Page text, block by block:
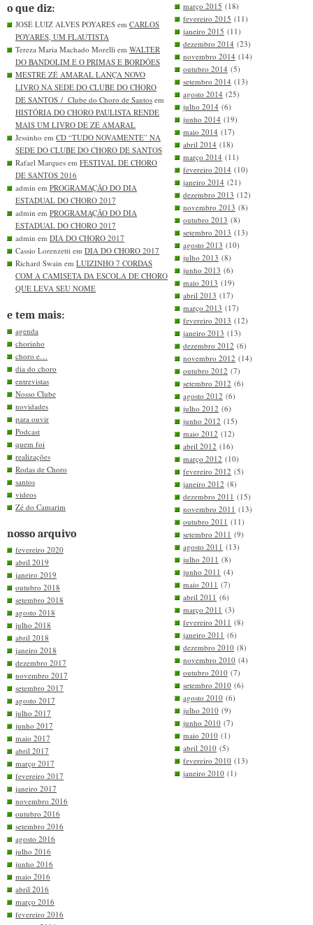
o que diz:
JOSÉ LUIZ ALVES POYARES em CARLOS
POYARES, UM FLAUTISTA
Tereza Maria Machado Morelli em WALTER
DO BANDOLIM E O PRIMAS E BORDÕES
MESTRE ZÉ AMARAL LANÇA NOVO
LIVRO NA SEDE DO CLUBE DO CHORO
DE SANTOS / Clube do Choro de Santos em
HISTÓRIA DO CHORO PAULISTA RENDE
MAIS UM LIVRO DE ZÉ AMARAL
Jessinho em CD “TUDO NOVAMENTE” NA
SEDE DO CLUBE DO CHORO DE SANTOS
Rafael Marques em FESTIVAL DE CHORO
DE SANTOS 2016
admin em PROGRAMAÇÃO DO DIA
ESTADUAL DO CHORO 2017
admin em PROGRAMAÇÃO DO DIA
ESTADUAL DO CHORO 2017
admin em DIA DO CHORO 2017
Cassio Lorenzetti em DIA DO CHORO 2017
Richard Swain em LUIZINHO 7 CORDAS
COM A CAMISETA DA ESCOLA DE CHORO
QUE LEVA SEU NOME
e tem mais:
agenda
chorinho
choro e…
dia do choro
entrevistas
Nosso Clube
novidades
para ouvir
Podcast
quem foi
realizações
Rodas de Choro
santos
videos
Zé do Camarim
nosso arquivo
fevereiro 2020
abril 2019
janeiro 2019
outubro 2018
setembro 2018
agosto 2018
julho 2018
abril 2018
janeiro 2018
dezembro 2017
novembro 2017
setembro 2017
agosto 2017
julho 2017
junho 2017
maio 2017
abril 2017
março 2017
fevereiro 2017
janeiro 2017
novembro 2016
outubro 2016
setembro 2016
agosto 2016
julho 2016
junho 2016
maio 2016
abril 2016
março 2016
fevereiro 2016
março 2015 (18)
fevereiro 2015 (11)
janeiro 2015 (11)
dezembro 2014 (23)
novembro 2014 (14)
outubro 2014 (5)
setembro 2014 (13)
agosto 2014 (25)
julho 2014 (6)
junho 2014 (19)
maio 2014 (17)
abril 2014 (18)
março 2014 (11)
fevereiro 2014 (10)
janeiro 2014 (21)
dezembro 2013 (12)
novembro 2013 (8)
outubro 2013 (8)
setembro 2013 (13)
agosto 2013 (10)
julho 2013 (8)
junho 2013 (6)
maio 2013 (19)
abril 2013 (17)
março 2013 (17)
fevereiro 2013 (12)
janeiro 2013 (13)
dezembro 2012 (6)
novembro 2012 (14)
outubro 2012 (7)
setembro 2012 (6)
agosto 2012 (6)
julho 2012 (6)
junho 2012 (15)
maio 2012 (12)
abril 2012 (16)
março 2012 (10)
fevereiro 2012 (5)
janeiro 2012 (8)
dezembro 2011 (15)
novembro 2011 (13)
outubro 2011 (11)
setembro 2011 (9)
agosto 2011 (13)
julho 2011 (8)
junho 2011 (4)
maio 2011 (7)
abril 2011 (6)
março 2011 (3)
fevereiro 2011 (8)
janeiro 2011 (6)
dezembro 2010 (8)
novembro 2010 (4)
outubro 2010 (7)
setembro 2010 (6)
agosto 2010 (6)
julho 2010 (9)
junho 2010 (7)
maio 2010 (1)
abril 2010 (5)
fevereiro 2010 (13)
janeiro 2010 (1)